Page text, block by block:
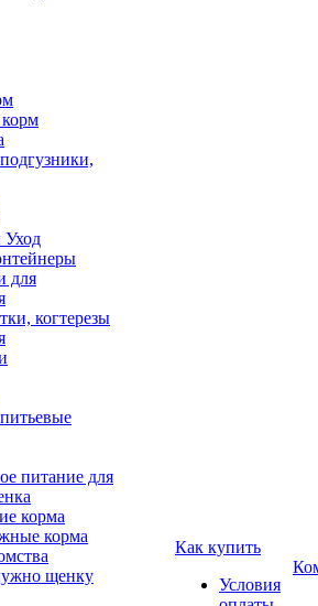
Уход
для
когтерезы
питание для
корма
корма
щенку
Как купить
Условия